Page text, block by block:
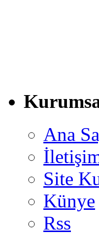
Ana
Site
Künye
Rss